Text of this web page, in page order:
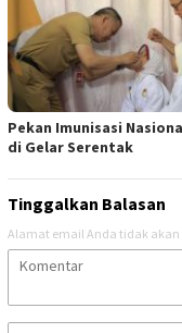
Pekan Imunisasi
di Gelar Serentak
Tinggalkan Balasan
Alamat email Anda tidak